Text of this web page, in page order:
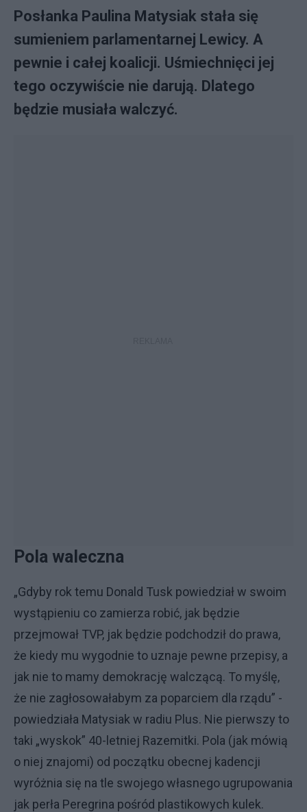
Posłanka Paulina Matysiak stała się
sumieniem parlamentarnej Lewicy. A
pewnie i całej koalicji. Uśmiechnięci jej
tego oczywiście nie darują. Dlatego
będzie musiała walczyć.
Pola waleczna
„Gdyby rok temu Donald Tusk powiedział w swoim
wystąpieniu co zamierza robić, jak będzie
przejmował TVP, jak będzie podchodził do prawa,
że kiedy mu wygodnie to uznaje pewne przepisy, a
jak nie to mamy demokrację walczącą. To myślę,
że nie zagłosowałabym za poparciem dla rządu” -
powiedziała Matysiak w radiu Plus. Nie pierwszy to
taki „wyskok” 40-letniej Razemitki. Pola (jak mówią
o niej znajomi) od początku obecnej kadencji
wyróżnia się na tle swojego własnego ugrupowania
jak perła Peregrina pośród plastikowych kulek.